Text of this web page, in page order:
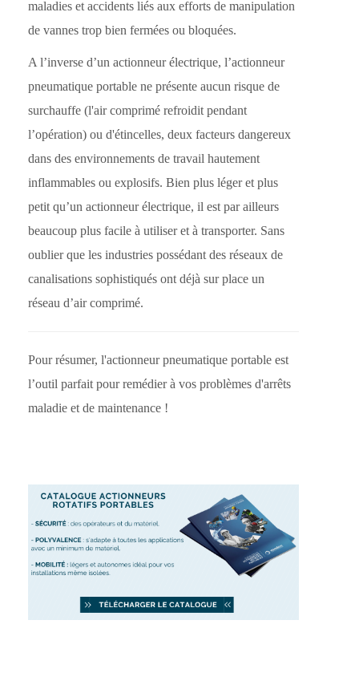
maladies et accidents liés aux efforts de manipulation
de vannes trop bien fermées ou bloquées.
A l’inverse d’un actionneur électrique, l’actionneur
pneumatique portable ne présente aucun risque de
surchauffe (l'air comprimé refroidit pendant
l’opération) ou d'étincelles, deux facteurs dangereux
dans des environnements de travail hautement
inflammables ou explosifs. Bien plus léger et plus
petit qu’un actionneur électrique, il est par ailleurs
beaucoup plus facile à utiliser et à transporter. Sans
oublier que les industries possédant des réseaux de
canalisations sophistiqués ont déjà sur place un
réseau d’air comprimé.
Pour résumer, l'actionneur pneumatique portable est
l’outil parfait pour remédier à vos problèmes d'arrêts
maladie et de maintenance !